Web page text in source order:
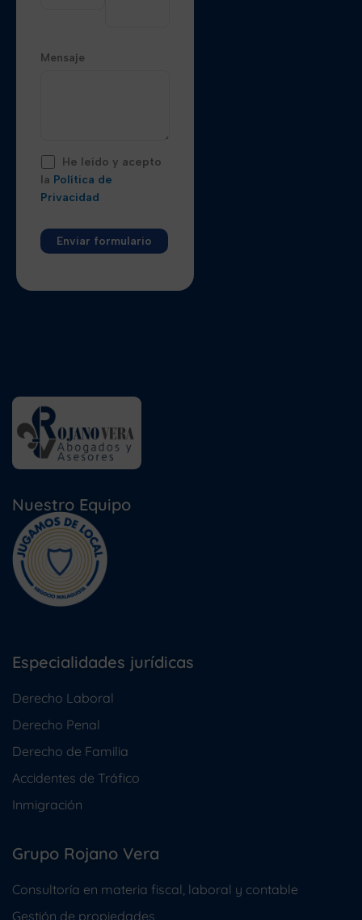
Mensaje
He leído y acepto
la Política de
Privacidad
Nuestro Equipo
Especialidades jurídicas
Derecho Laboral
Derecho Penal
Derecho de Familia
Accidentes de Tráfico
Inmigración
Grupo Rojano Vera
Consultoría en materia fiscal, laboral y contable
Gestión de propiedades